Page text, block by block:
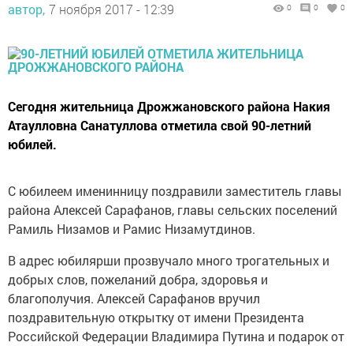
автор, 7 ноября 2017 - 12:39 0 0 0
Сегодня жительница Дрожжановского района Накия
Атаулловна Санатуллова отметила свой 90-летний
юбилей.
С юбилеем именинницу поздравили заместитель главы
района Алексей Сарафанов, главы сельских поселений
Рамиль Низамов и Рамис Низамутдинов.
В адрес юбилярши прозвучало много трогательных и
добрых слов, пожеланий добра, здоровья и
благополучия. Алексей Сарафанов вручил
поздравительную открытку от имени Президента
Российской Федерации Владимира Путина и подарок от